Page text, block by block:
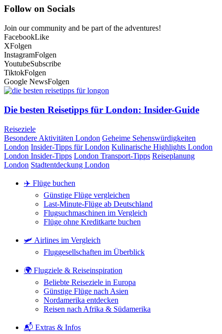
Follow on Socials
Join our community and be part of the adventures!
FacebookLike
XFolgen
InstagramFolgen
YoutubeSubscribe
TiktokFolgen
Google NewsFolgen
Die besten Reisetipps für London: Insider-Guide
Reiseziele
Besondere Aktivitäten London Geheime Sehenswürdigkeiten
London Insider-Tipps für London Kulinarische Highlights London
London Insider-Tipps London Transport-Tipps Reiseplanung
London Stadtentdeckung London
✈️ Flüge buchen
Günstige Flüge vergleichen
Last-Minute-Flüge ab Deutschland
Flugsuchmaschinen im Vergleich
Flüge ohne Kreditkarte buchen
🛩️ Airlines im Vergleich
Fluggesellschaften im Überblick
🌍 Flugziele & Reiseinspiration
Beliebte Reiseziele in Europa
Günstige Flüge nach Asien
Nordamerika entdecken
Reisen nach Afrika & Südamerika
📬 Extras & Infos